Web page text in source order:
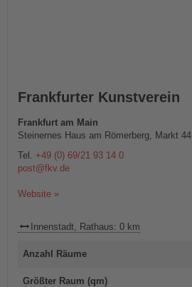
Frankfurter Kunstverein
Frankfurt am Main
Steinernes Haus am Römerberg, Markt 44
Tel. +49 (0) 69/21 93 14 0
post@fkv.de
Website »
Innenstadt, Rathaus: 0 km
Anzahl Räume
Größter Raum (qm)